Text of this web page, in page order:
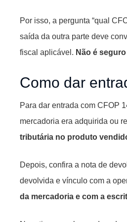
Por isso, a pergunta “qual
saída da outra parte deve
fiscal aplicável. Não é
Como dar
Para dar entrada com CFOP
mercadoria era adquirida ou
tributária no produto
Depois, confira a nota de
devolvida e vínculo com a
da mercadoria e com a